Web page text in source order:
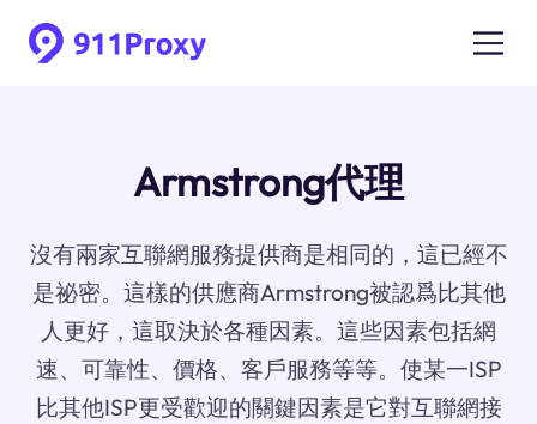
Armstrong代理
沒有兩家互聯網服務提供商是相同的，這已經不
是祕密。這樣的供應商Armstrong被認爲比其他
人更好，這取決於各種因素。這些因素包括網
速、可靠性、價格、客戶服務等等。使某一ISP
比其他ISP更受歡迎的關鍵因素是它對互聯網接